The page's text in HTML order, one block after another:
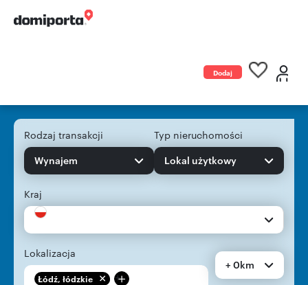
Dodaj
Rodzaj transakcji
Wynajem
Typ nieruchomości
Lokal użytkowy
Kraj
Lokalizacja
Łódź, łódzkie +
+ 0km